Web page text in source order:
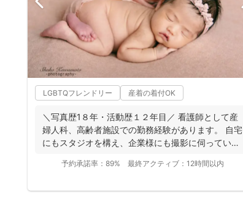
LGBTQフレンドリー 産着の着付OK
＼写真歴1８年・活動歴１２年目／ 看護師として産
婦人科、高齢者施設での勤務経験があります。 自宅
にもスタジオを構え、企業様にも撮影に伺っていま
予約承諾率： 89% 最終アクティブ： 12時間以内